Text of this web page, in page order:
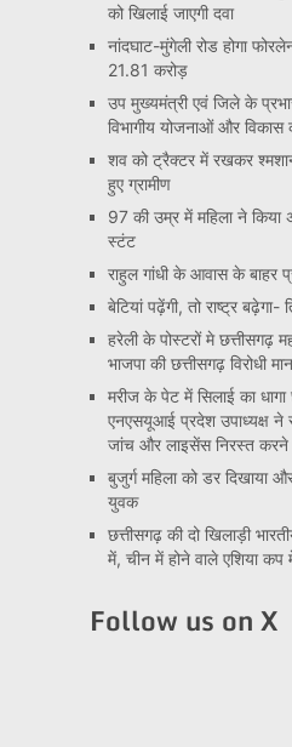
को खिलाई जाएगी दवा
नांदघाट-मुंगेली रोड होगा
21.81 करोड़
उप मुख्यमंत्री एवं जिले के
विभागीय योजनाओं और विकास
शव को ट्रैक्टर में रखकर
हुए ग्रामीण
97 की उम्र में महिला ने
स्टंट
राहुल गांधी के आवास के बाहर
बेटियां पढ़ेंगी, तो राष्ट्र बढ़ेगा-
हरेली के पोस्टरों मे छत्तीसगढ़
भाजपा की छत्तीसगढ़ विरोधी
मरीज के पेट में सिलाई का धागा
एनएसयूआई प्रदेश उपाध्यक्ष ने
जांच और लाइसेंस निरस्त करने
बुजुर्ग महिला को डर दिखाया
युवक
छत्तीसगढ़ की दो खिलाड़ी
में, चीन में होने वाले एशिया कप
Follow us on X